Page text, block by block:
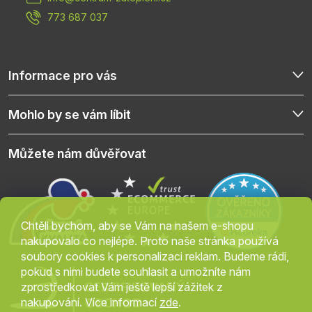
Chtěli bychom, aby se Vám na našem e-shopu
nakupovalo co nejlépe. Proto naše stránka používá
soubory cookies k personalizaci reklam. Budeme rádi,
pokud s nimi budete souhlasit a umožníte nám
zprostředkovat Vám ještě lepší zážitek z
nakupování. Více informací zde.
773 687 037
Informace pro vás
Mohlo by se vám líbit
Můžete nám důvěřovat